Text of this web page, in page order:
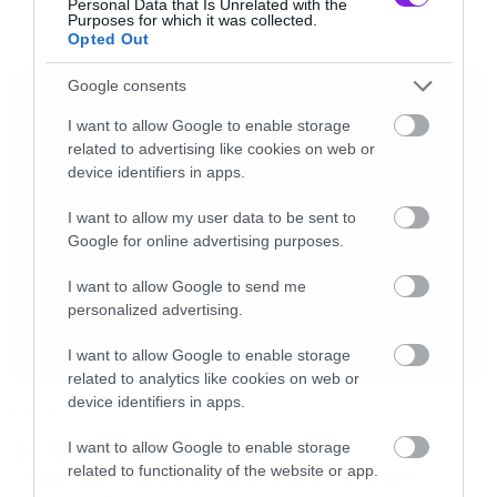
Personal Data that Is Unrelated with the
Purposes for which it was collected.
Opted Out
Google consents
I want to allow Google to enable storage
related to advertising like cookies on web or
device identifiers in apps.
I want to allow my user data to be sent to
Google for online advertising purposes.
I want to allow Google to send me
personalized advertising.
I want to allow Google to enable storage
related to analytics like cookies on web or
device identifiers in apps.
I want to allow Google to enable storage
related to functionality of the website or app.
σχέση και να μοιράζεσαι αυτή την εμπειρία σε
καθημερινή βάση.
Θ.Ρ.: Απόλυτα. Βρίσκεστε εδώ και περίπου
έναν μήνα σε περιοδεία στις ΗΠΑ και τον
Καναδά. Θα ήθελα να ξεκινήσω από την
επικαιρότητα. Πώς είναι να παίζεις punk
μουσική στις Ηνωμένες Πολιτείες αυτή την
περίοδο, μέσα σε ένα τόσο έντονο πολιτικό
Οι Ηνωμένες Πολιτείες περνούν μια πολύ
δύσκολη περίοδο και, δυστυχώς ή ευτυχώς,
είναι το ιδανικό περιβάλλον για όλα όσα
interview
Oι DISMISS στο ROXX:
«Αποφασίσαμε να «κηδέψουμε»